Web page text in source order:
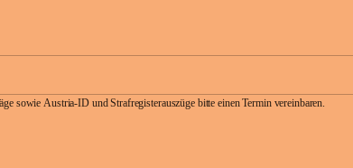
sowie Austria-ID und Strafregisterauszüge bitte einen Termin vereinbaren.